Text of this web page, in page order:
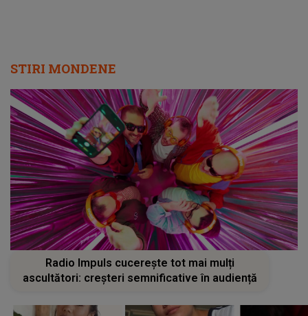
STIRI MONDENE
Radio Impuls cucerește tot mai mulți
ascultători: creșteri semnificative în audiență